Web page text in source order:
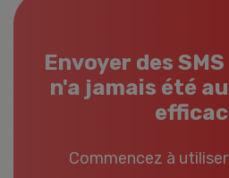
Envoyer des
n'a jamais été
Commencez à